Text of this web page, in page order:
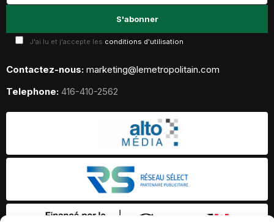
J'ai lu et j'accepte les conditions d'utilisation
Contactez-nous: marketing@lemetropolitain.com
Telephone: 416-410-2562